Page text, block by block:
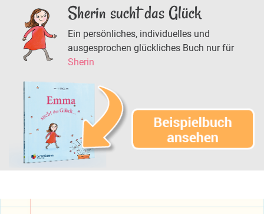
Sherin sucht das Glück
Ein persönliches, individuelles und
ausgesprochen glückliches Buch nur für
Sherin